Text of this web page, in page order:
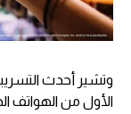
الأول من الهواتف